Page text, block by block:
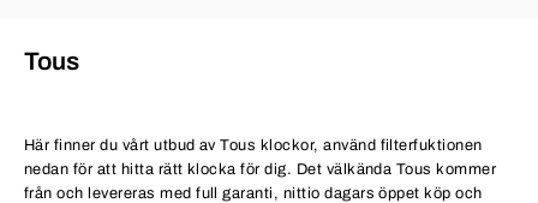
Tous
Här finner du vårt utbud av Tous klockor, använd filterfuktionen
nedan för att hitta rätt klocka för dig. Det välkända Tous kommer
från och levereras med full garanti, nittio dagars öppet köp och